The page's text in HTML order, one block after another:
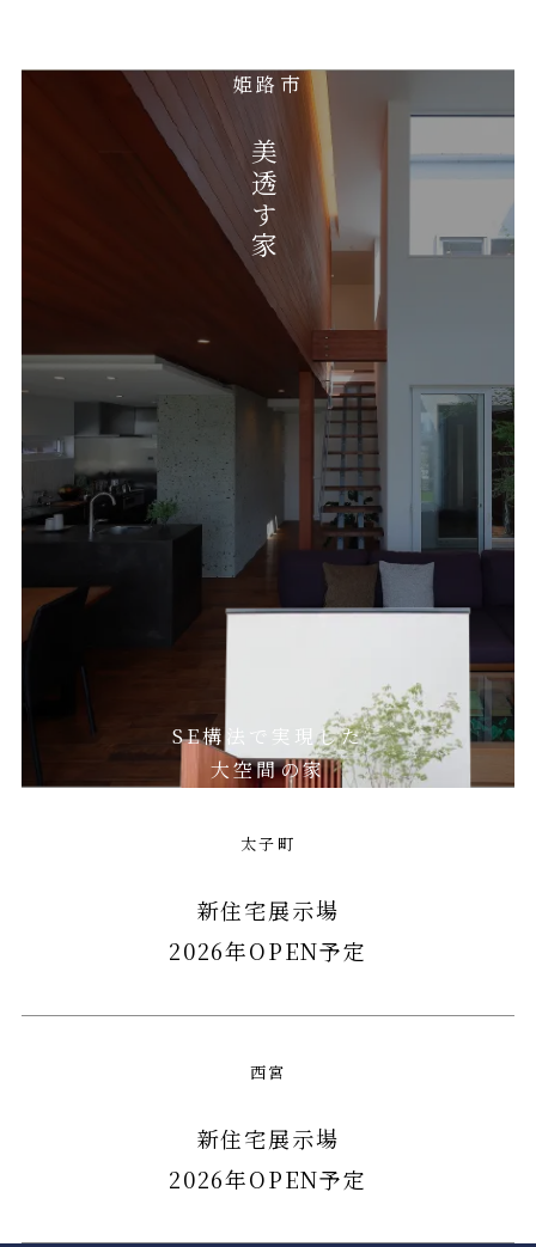
姫路市
美透す家
SE構法で実現した
大空間の家
太子町
新住宅展示場
2026年OPEN予定
西宮
新住宅展示場
2026年OPEN予定